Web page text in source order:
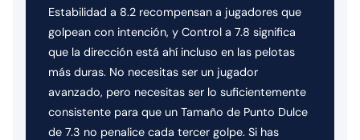
Estabilidad a 8.2 recompensan a jugadores que
golpean con intención, y Control a 7.8 significa
que la dirección está ahí incluso en las pelotas
más duras. No necesitas ser un jugador
avanzado, pero necesitas ser lo suficientemente
consistente para que un Tamaño de Punto Dulce
de 7.3 no penalice cada tercer golpe. Si has